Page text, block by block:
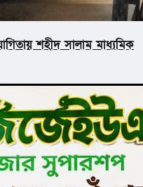
শহীদ সালাম মাধ্যমিক